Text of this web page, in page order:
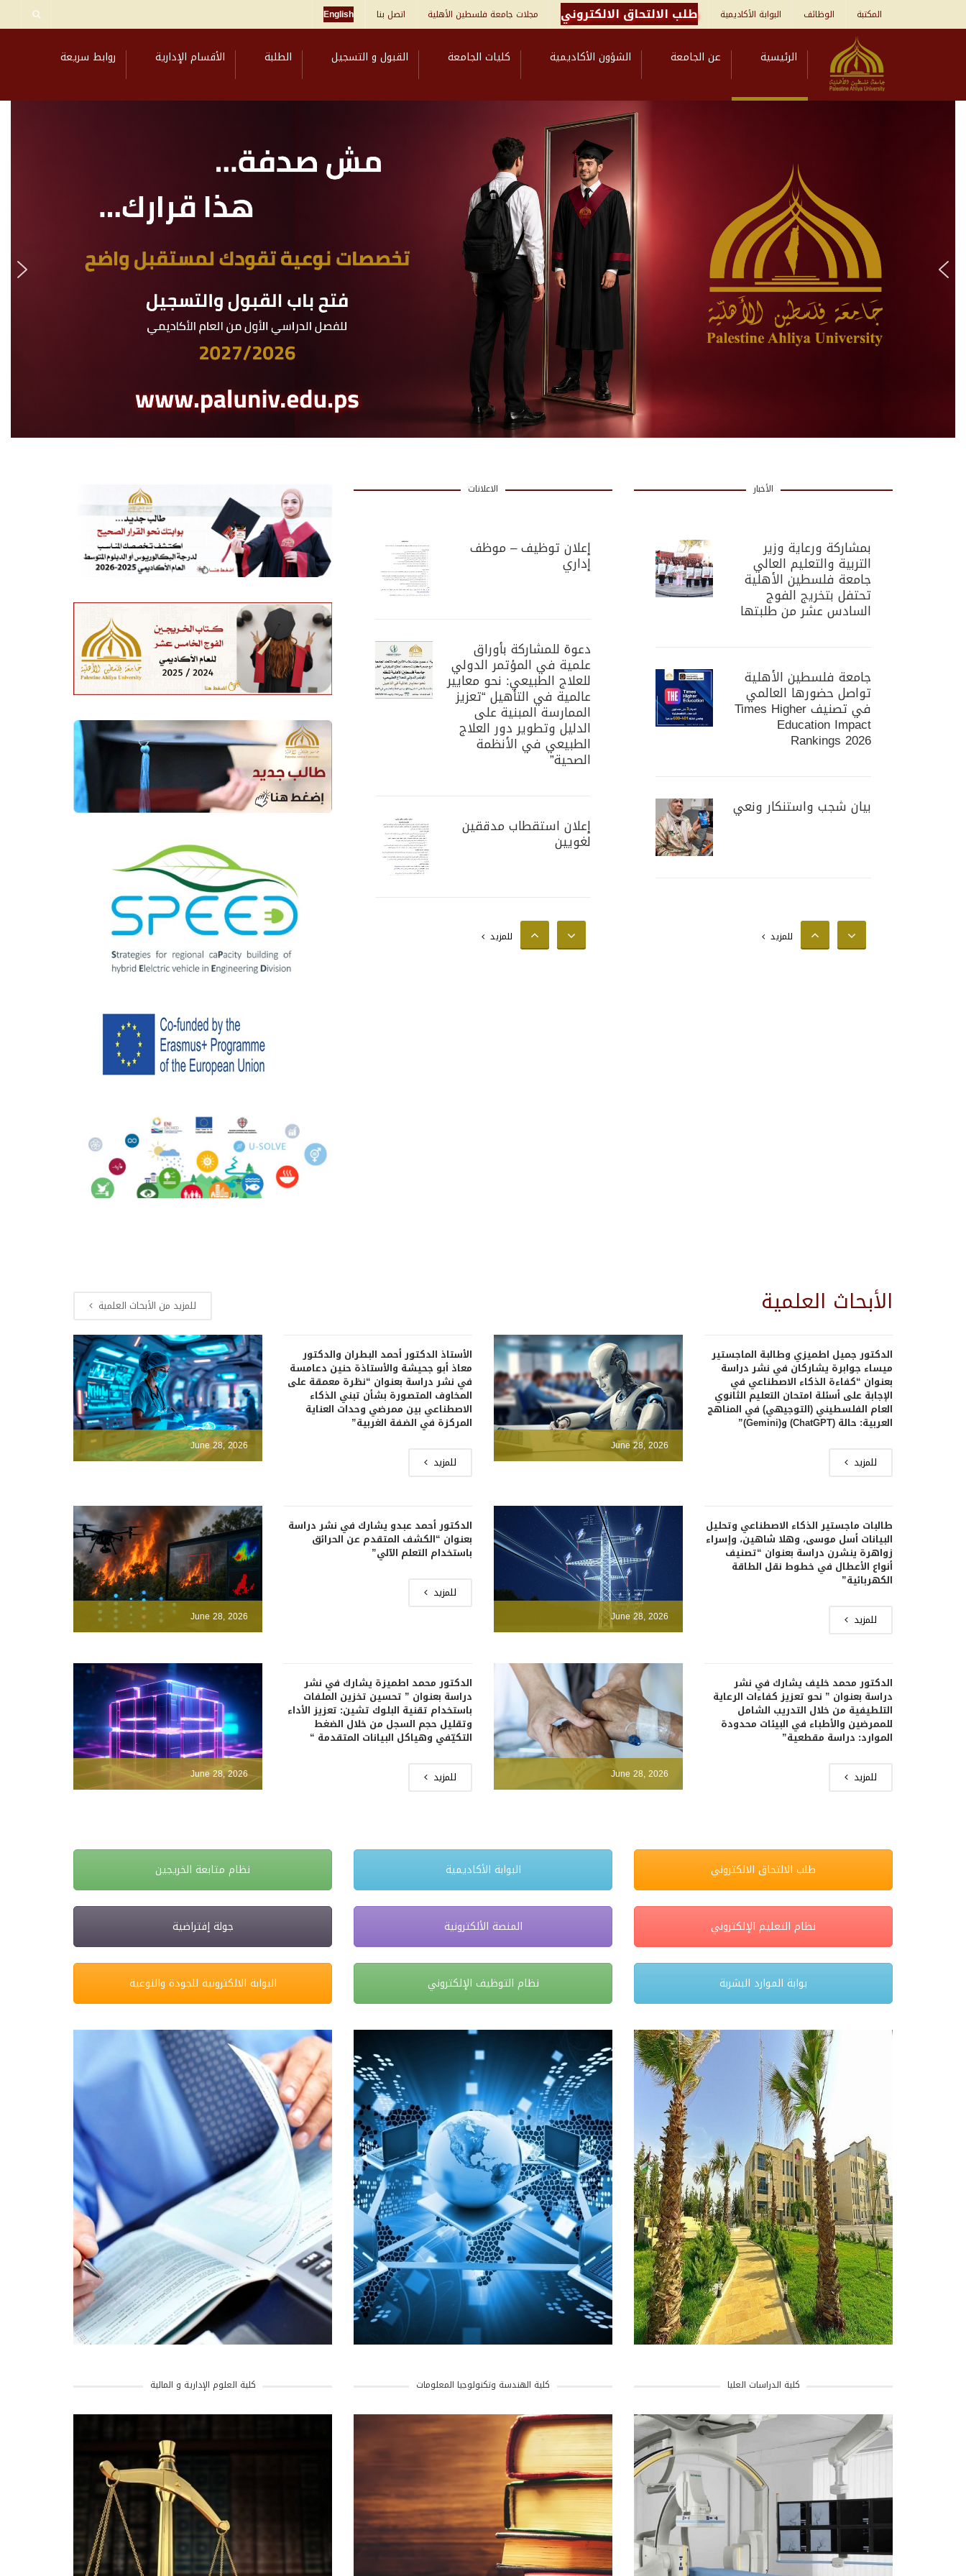
المكتبة الوظائف البوابة الأكاديمية طلب الالتحاق الالكتروني مجلات جامعة فلسطين الأهلية اتصل بنا English
الرئيسية عن الجامعة الشؤون الأكاديمية كليات الجامعة القبول و التسجيل الطلبة الأقسام الإدارية روابط سريعة
الاعلانات
إعلان توظيف – موظف
إداري
دعوة للمشاركة بأوراق
علمية في المؤتمر الدولي
للعلاج الطبيعي: نحو معايير
عالمية في التأهيل “تعزيز
الممارسة المبنية على
الدليل وتطوير دور العلاج
الطبيعي في الأنظمة
الصحية”
إعلان استقطاب مدققين
لغويين
إعلان استقطاب محللين
إحصائيين للمزيد
الأخبار
بمشاركة ورعاية وزير
التربية والتعليم العالي
جامعة فلسطين الأهلية
تحتفل بتخريج الفوج
السادس عشر من طلبتها
جامعة فلسطين الأهلية
تواصل حضورها العالمي
في تصنيف Times Higher
Education Impact
Rankings 2026
بيان شجب واستنكار ونعي
تستضيف وزير الزراعة
الفلسطيني لبحث سبل
تعزيز التعاون المشترك في
للمزيد
الأبحاث العلمية للمزيد من الأبحاث العلمية
June 28, 2026
الأستاذ الدكتور أحمد البطران والدكتور
معاذ أبو جحيشة والأستاذة حنين دعامسة
في نشر دراسة بعنوان “نظرة معمقة على
المخاوف المتصورة بشأن تبني الذكاء
الاصطناعي بين ممرضي وحدات العناية
المركزة في الضفة الغربية”
للمزيد
June 28, 2026
الدكتور جميل اطميزي وطالبة الماجستير
ميساء جوابرة يشاركان في نشر دراسة
بعنوان “كفاءة الذكاء الاصطناعي في
الإجابة على أسئلة امتحان التعليم الثانوي
العام الفلسطيني (التوجيهي) في المناهج
العربية: حالة (ChatGPT) و(Gemini)”
للمزيد
June 28, 2026
الدكتور أحمد عبدو يشارك في نشر دراسة
بعنوان “الكشف المتقدم عن الحرائق
باستخدام التعلم الآلي”
للمزيد
June 28, 2026
طالبات ماجستير الذكاء الاصطناعي وتحليل
البيانات أسل موسى، وهلا شاهين، وإسراء
زواهرة ينشرن دراسة بعنوان “تصنيف
أنواع الأعطال في خطوط نقل الطاقة
الكهربائية”
للمزيد
June 28, 2026
الدكتور محمد اطميزة يشارك في نشر
دراسة بعنوان ” تحسين تخزين الملفات
باستخدام تقنية البلوك تشين: تعزيز الأداء
وتقليل حجم السجل من خلال الضغط
التكيّفي وهياكل البيانات المتقدمة “
للمزيد June 28, 2026
الدكتور محمد خليف يشارك في نشر
دراسة بعنوان ” نحو تعزيز كفاءات الرعاية
التلطيفية من خلال التدريب الشامل
للممرضين والأطباء في البيئات محدودة
الموارد: دراسة مقطعية”
للمزيد
نظام متابعة الخريجين البوابة الأكاديمية طلب الالتحاق الالكتروني
جولة إفتراضية المنصة الألكترونية نظام التعليم الإلكتروني
البوابة الالكترونية للجودة والنوعية نظام التوظيف الإلكتروني بوابة الموارد البشربة
كلية العلوم الإدارية و المالية كلية الهندسة وتكنولوجيا المعلومات كلية الدراسات العليا